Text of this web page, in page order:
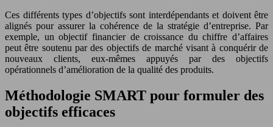
Ces différents types d’objectifs sont interdépendants et doivent être
alignés pour assurer la cohérence de la stratégie d’entreprise. Par
exemple, un objectif financier de croissance du chiffre d’affaires
peut être soutenu par des objectifs de marché visant à conquérir de
nouveaux clients, eux-mêmes appuyés par des objectifs
opérationnels d’amélioration de la qualité des produits.
Méthodologie SMART pour formuler des
objectifs efficaces